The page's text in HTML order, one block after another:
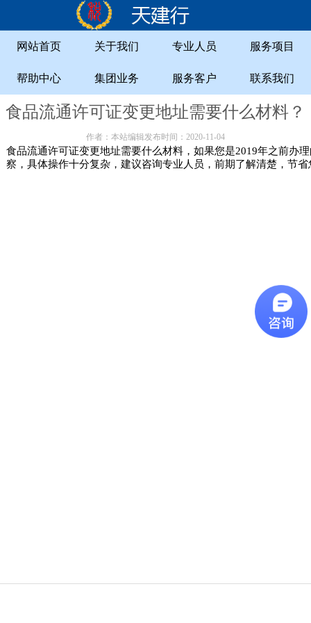
网站首页 关于我们 专业人员 服务项目
帮助中心 集团业务 服务客户 联系我们
食品流通许可证变更地址需要什么材料？
作者：本站编辑发布时间：2020-11-04
食品流通许可证变更地址需要什么材料，如果您是2019年之前办
察，具体操作十分复杂，建议咨询专业人员，前期了解清楚，节